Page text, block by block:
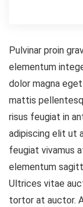
Pulvinar proin
elementum
dolor magna
mattis
risus feugiat in
adipiscing elit ut
feugiat vivamus
elementum
Ultrices vitae
tortor at auctor.